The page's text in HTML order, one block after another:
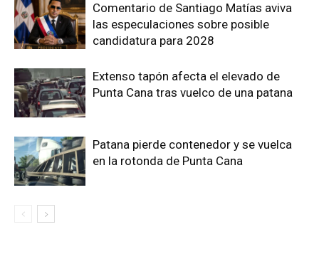
Comentario de Santiago Matías aviva
las especulaciones sobre posible
candidatura para 2028
Extenso tapón afecta el elevado de
Punta Cana tras vuelco de una patana
Patana pierde contenedor y se vuelca
en la rotonda de Punta Cana